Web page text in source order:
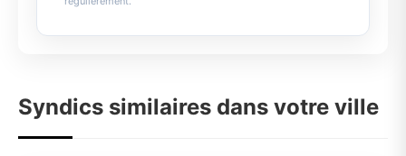
Syndics similaires dans votre ville